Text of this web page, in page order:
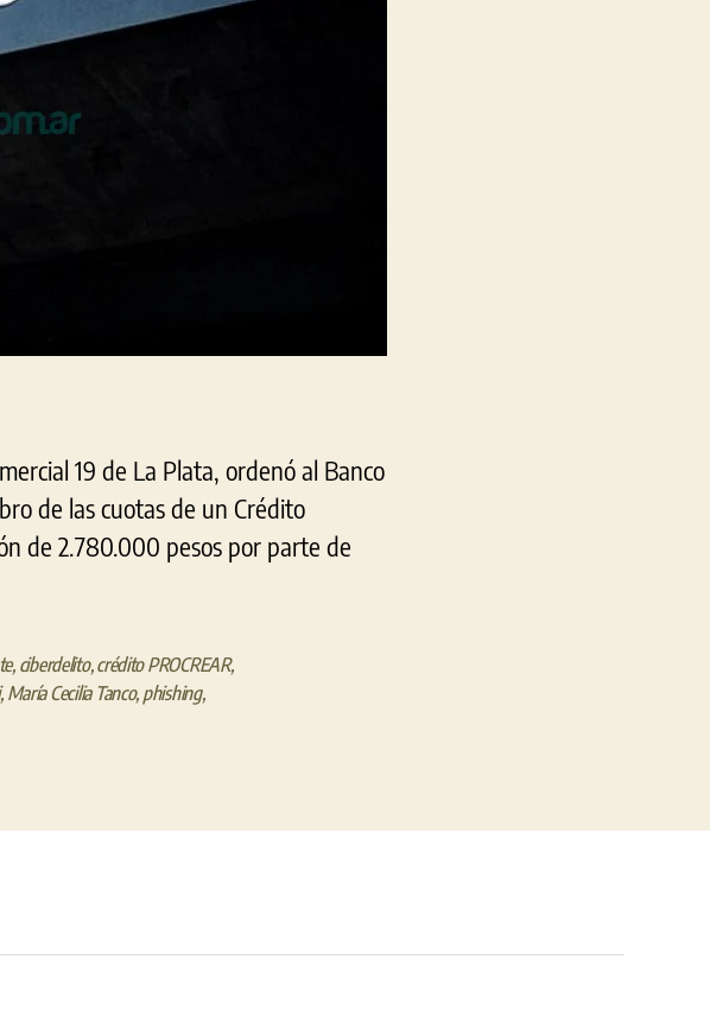
a
19 de La Plata, ordenó al Banco
de las cuotas de un Crédito
de 2.780.000 pesos por parte de
, ciberdelito,crédito PROCREAR,
, María Cecilia Tanco, phishing,